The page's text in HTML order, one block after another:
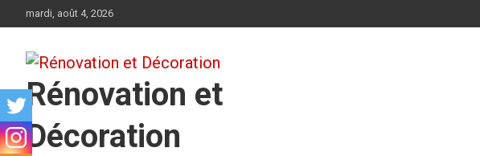
au
mardi, août 4, 2026
Rénovation et
Décoration